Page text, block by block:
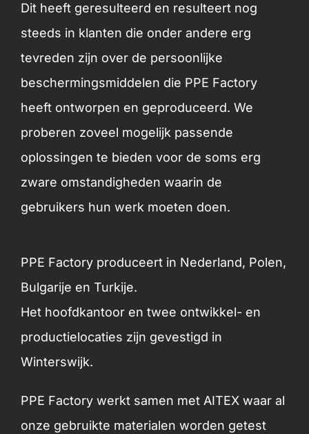
Dit heeft geresulteerd en resulteert nog
steeds in klanten die onder andere erg
tevreden zijn over de persoonlijke
beschermingsmiddelen die PPE Factory
heeft ontworpen en geproduceerd. We
proberen zoveel mogelijk passende
oplossingen te bieden voor de soms erg
zware omstandigheden waarin de
gebruikers hun werk moeten doen.
PPE Factory produceert in Nederland, Polen,
Bulgarije en Turkije.
Het hoofdkantoor en twee ontwikkel- en
productielocaties zijn gevestigd in
Winterswijk.
PPE Factory werkt samen met AITEX waar al
onze gebruikte materialen worden getest